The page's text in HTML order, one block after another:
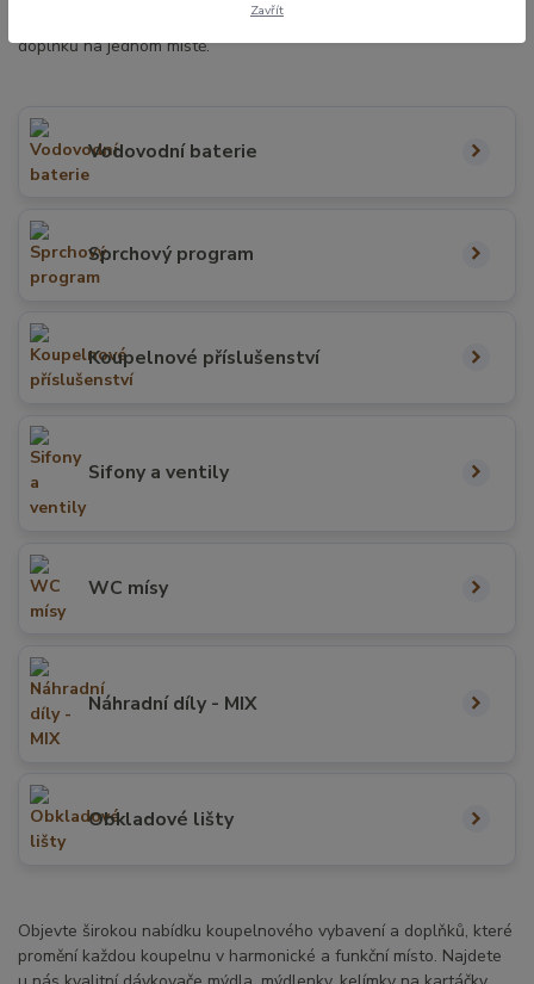
koupelnu. Dávkovače mýdla, kelímky, WC štětky i celé sady
doplňků na jednom místě.
Vodovodní baterie
Sprchový program
Koupelnové příslušenství
Sifony a ventily
WC mísy
Náhradní díly - MIX
Obkladové lišty
Objevte širokou nabídku koupelnového vybavení a doplňků, které
promění každou koupelnu v harmonické a funkční místo. Najdete
Zavřít